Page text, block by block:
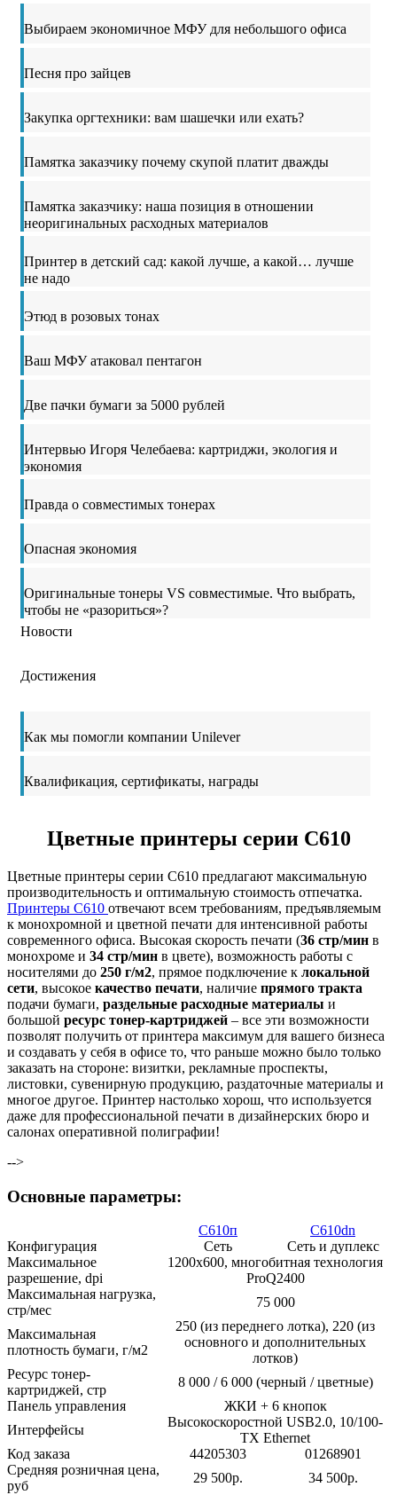
Выбираем экономичное МФУ для небольшого офиса
Песня про зайцев
Закупка оргтехники: вам шашечки или ехать?
Памятка заказчику почему скупой платит дважды
Памятка заказчику: наша позиция в отношении
неоригинальных расходных материалов
Принтер в детский сад: какой лучше, а какой… лучше
не надо
Этюд в розовых тонах
Ваш МФУ атаковал пентагон
Две пачки бумаги за 5000 рублей
Интервью Игоря Челебаева: картриджи, экология и
экономия
Правда о совместимых тонерах
Опасная экономия
Оригинальные тонеры VS совместимые. Что выбрать,
чтобы не «разориться»?
Новости
Достижения
Как мы помогли компании Unilever
Квалификация, сертификаты, награды
Цветные принтеры серии С610
Цветные принтеры серии С610 предлагают максимальную
производительность и оптимальную стоимость отпечатка.
Принтеры С610 отвечают всем требованиям, предъявляемым
к монохромной и цветной печати для интенсивной работы
современного офиса. Высокая скорость печати (36 стр/мин в
монохроме и 34 стр/мин в цвете), возможность работы с
носителями до 250 г/м2, прямое подключение к локальной
сети, высокое качество печати, наличие прямого тракта
подачи бумаги, раздельные расходные материалы и
большой ресурс тонер-картриджей – все эти возможности
позволят получить от принтера максимум для вашего бизнеса
и создавать у себя в офисе то, что раньше можно было только
заказать на стороне: визитки, рекламные проспекты,
листовки, сувенирную продукцию, раздаточные материалы и
многое другое. Принтер настолько хорош, что используется
даже для профессиональной печати в дизайнерских бюро и
салонах оперативной полиграфии!
-->
Основные параметры:
С610п
C610dn
Конфигурация
Сеть
Сеть и дуплекс
Максимальное
разрешение, dpi
1200х600, многобитная технология
ProQ2400
Максимальная нагрузка,
стр/мес
75 000
Максимальная
плотность бумаги, г/м2
250 (из переднего лотка), 220 (из
основного и дополнительных
лотков)
Ресурс тонер-
картриджей, стр
8 000 / 6 000 (черный / цветные)
Панель управления
ЖКИ + 6 кнопок
Интерфейсы
Высокоскоростной USB2.0, 10/100-
TX Ethernet
Код заказа
44205303
01268901
Средняя розничная цена,
руб
29 500р. 34 500р.